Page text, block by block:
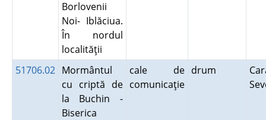
Borlovenii
Noi- Iblăciua.
În nordul
localităţii
51706.02 Mormântul
cu criptă de
la Buchin -
Biserica
cale de
comunicaţie
drum